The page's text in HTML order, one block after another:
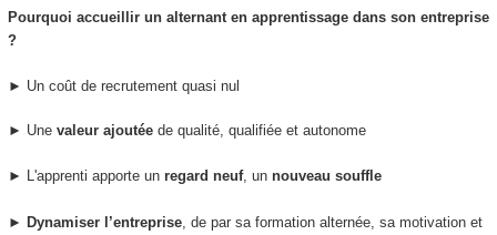
Pourquoi accueillir un alternant en apprentissage dans son entreprise
?
► Un coût de recrutement quasi nul
► Une valeur ajoutéede qualité, qualifiée et autonome
► L'apprenti apporte un regard neuf, un nouveau souffle
► Dynamiserl’entreprise, de par sa formation alternée, sa motivation et